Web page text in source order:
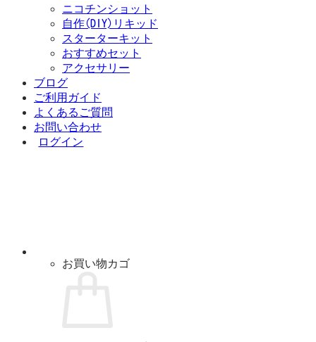
ニコチンショット
自作(DIY)リキッド
スターターキット
おすすめセット
アクセサリー
ブログ
ご利用ガイド
よくあるご質問
お問い合わせ
ログイン
お買い物カゴ